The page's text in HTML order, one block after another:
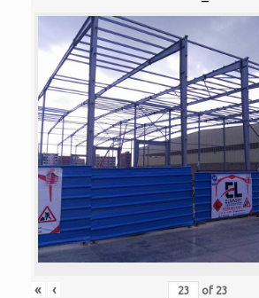
« ‹ of 23